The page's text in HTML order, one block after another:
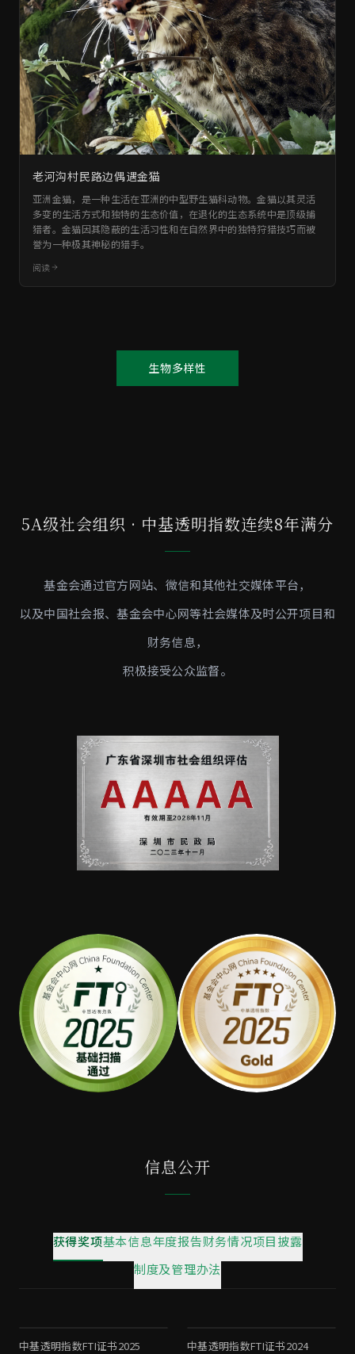
老河沟村民路边偶遇金猫
亚洲金猫，是一种生活在亚洲的中型野生猫科动物。金猫以其灵活
多变的生活方式和独特的生态价值，在退化的生态系统中是顶级捕
猎者。金猫因其隐蔽的生活习性和在自然界中的独特狩猎技巧而被
誉为一种极其神秘的猎手。
阅读
生物多样性
5A级社会组织 · 中基透明指数连续8年满分
基金会通过官方网站、微信和其他社交媒体平台，
以及中国社会报、基金会中心网等社会媒体及时公开项目和
财务信息，
积极接受公众监督。
信息公开
获得奖项基本信息年度报告财务情况项目披露
制度及管理办法
中基透明指数FTI证书2025 中基透明指数FTI证书2024